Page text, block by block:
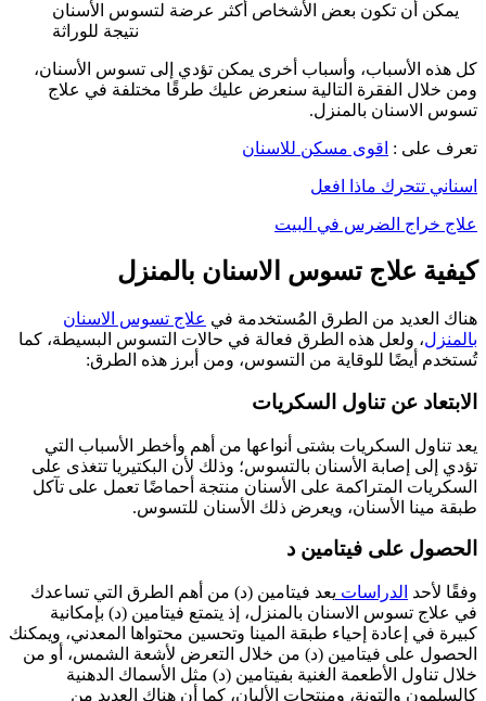
يمكن أن تكون بعض الأشخاص أكثر عرضة لتسوس الأسنان
نتيجة للوراثة
كل هذه الأسباب، وأسباب أخرى يمكن تؤدي إلى تسوس الأسنان،
ومن خلال الفقرة التالية سنعرض عليك طرقًا مختلفة في علاج
تسوس الاسنان بالمنزل.
تعرف على : اقوى مسكن للاسنان
اسناني تتحرك ماذا افعل
علاج خراج الضرس في البيت
كيفية علاج تسوس الاسنان بالمنزل
هناك العديد من الطرق المُستخدمة في علاج تسوس الاسنان
بالمنزل، ولعل هذه الطرق فعالة في حالات التسوس البسيطة، كما
تُستخدم أيضًا للوقاية من التسوس، ومن أبرز هذه الطرق:
الابتعاد عن تناول السكريات
يعد تناول السكريات بشتى أنواعها من أهم وأخطر الأسباب التي
تؤدي إلى إصابة الأسنان بالتسوس؛ وذلك لأن البكتيريا تتغذى على
السكريات المتراكمة على الأسنان منتجة أحماضًا تعمل على تآكل
طبقة مينا الأسنان، ويعرض ذلك الأسنان للتسوس.
الحصول على فيتامين د
وفقًا لأحد الدراسات يعد فيتامين (د) من أهم الطرق التي تساعدك
في علاج تسوس الاسنان بالمنزل، إذ يتمتع فيتامين (د) بإمكانية
كبيرة في إعادة إحياء طبقة المينا وتحسين محتواها المعدني، ويمكنك
الحصول على فيتامين (د) من خلال التعرض لأشعة الشمس، أو من
خلال تناول الأطعمة الغنية بفيتامين (د) مثل الأسماك الدهنية
كالسلمون والتونة، ومنتجات الألبان، كما أن هناك العديد من